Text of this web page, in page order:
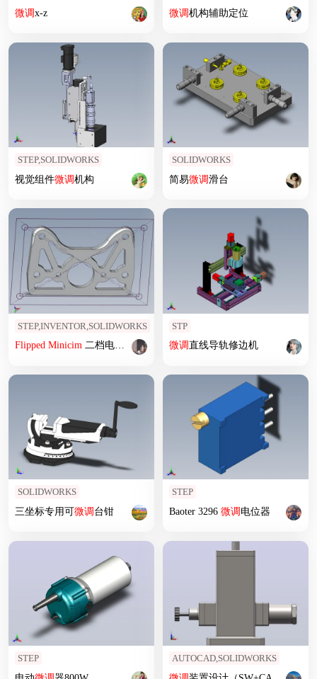
微调x-z 微调机构辅助定位
STEP,SOLIDWORKS
视觉组件微调机构
SOLIDWORKS
简易微调滑台
STEP,INVENTOR,SOLIDWORKS
Flipped Minicim二档电机传动 齿轮箱
STP
微调直线导轨修边机
SOLIDWORKS
三坐标专用可微调台钳
STEP
Baoter 3296 微调电位器
STEP AUTOCAD,SOLIDWORKS